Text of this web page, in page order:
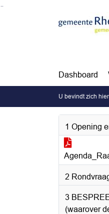
Dashboard
U bevindt zich
1 Opening
2
3
(waarover